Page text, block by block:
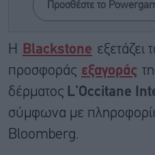
Προσθέστε το
Η Blackstone εξετάζει
προσφοράς εξαγοράς
δέρματος L’Occitane
σύμφωνα με
Bloomberg.